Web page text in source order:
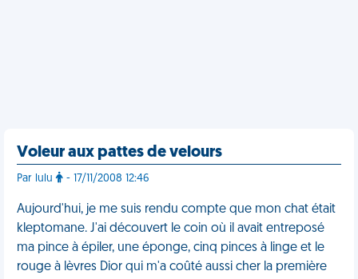
Voleur aux pattes de velours
Par lulu - 17/11/2008 12:46
Aujourd'hui, je me suis rendu compte que mon chat était
kleptomane. J'ai découvert le coin où il avait entreposé
ma pince à épiler, une éponge, cinq pinces à linge et le
rouge à lèvres Dior qui m'a coûté aussi cher la première